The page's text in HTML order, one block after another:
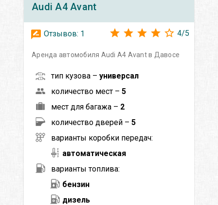
Audi A4 Avant
Отзывов: 1 4/5
Аренда автомобиля Audi A4 Avant в Давосе
тип кузова – универсал
количество мест – 5
мест для багажа – 2
количество дверей – 5
варианты коробки передач:
автоматическая
варианты топлива:
бензин
дизель